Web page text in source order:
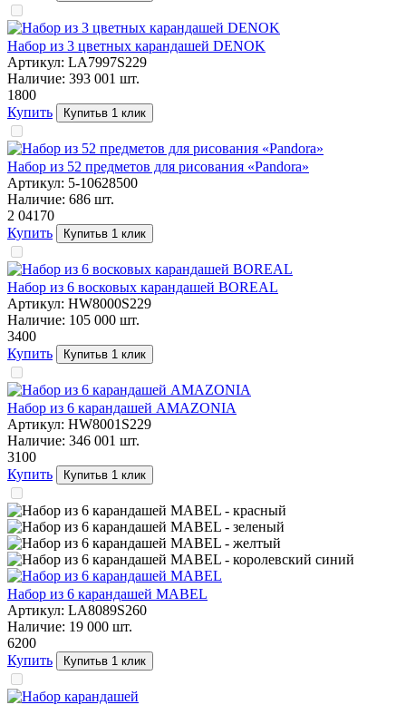
Набор из 3 цветных карандашей DENOK
Артикул: LA7997S229
Наличие: 393 001 шт.
1800
Купить
Купитьв 1 клик
Набор из 52 предметов для рисования «Pandora»
Артикул: 5-10628500
Наличие: 686 шт.
2 041 70
Купить
Купитьв 1 клик
Набор из 6 восковых карандашей BOREAL
Артикул: HW8000S229
Наличие: 105 000 шт.
3400
Купить
Купитьв 1 клик
Набор из 6 карандашей AMAZONIA
Артикул: HW8001S229
Наличие: 346 001 шт.
3100
Купить
Купитьв 1 клик
Набор из 6 карандашей MABEL
Артикул: LA8089S260
Наличие: 19 000 шт.
6200
Купить
Купитьв 1 клик